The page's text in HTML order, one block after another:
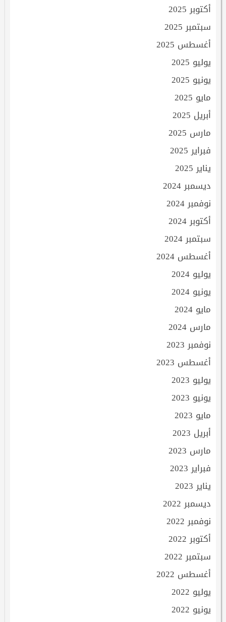
أكتوبر 2025
سبتمبر 2025
أغسطس 2025
يوليو 2025
يونيو 2025
مايو 2025
أبريل 2025
مارس 2025
فبراير 2025
يناير 2025
ديسمبر 2024
نوفمبر 2024
أكتوبر 2024
سبتمبر 2024
أغسطس 2024
يوليو 2024
يونيو 2024
مايو 2024
مارس 2024
نوفمبر 2023
أغسطس 2023
يوليو 2023
يونيو 2023
مايو 2023
أبريل 2023
مارس 2023
فبراير 2023
يناير 2023
ديسمبر 2022
نوفمبر 2022
أكتوبر 2022
سبتمبر 2022
أغسطس 2022
يوليو 2022
يونيو 2022